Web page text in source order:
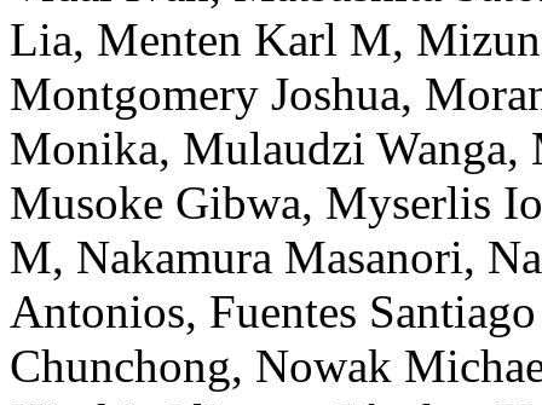
Lia, Menten Karl M,
Montgomery Joshua,
Monika, Mulaudzi Wanga,
Musoke Gibwa, Myserlis
M, Nakamura Masanori,
Antonios, Fuentes
Chunchong, Nowak